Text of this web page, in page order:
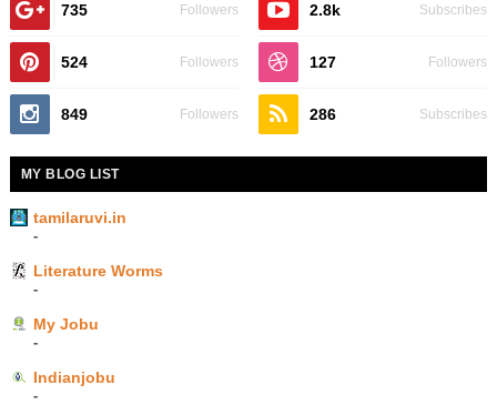
735 Followers 2.8k Subscribes
524 Followers 127 Followers
849 Followers 286 Subscribes
MY BLOG LIST
tamilaruvi.in
-
Literature Worms
-
My Jobu
-
Indianjobu
-